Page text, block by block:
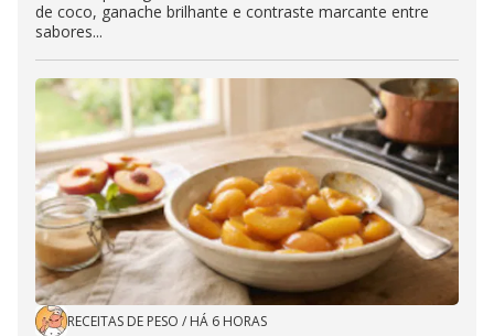
de coco, ganache brilhante e contraste marcante entre
sabores...
RECEITAS DE PESO / HÁ 6 HORAS